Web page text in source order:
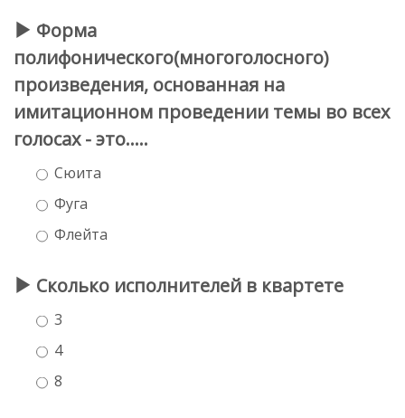
Форма
полифонического(многоголосного)
произведения, основанная на
имитационном проведении темы во всех
голосах - это.....
Сюита
Фуга
Флейта
Сколько исполнителей в квартете
3
4
8